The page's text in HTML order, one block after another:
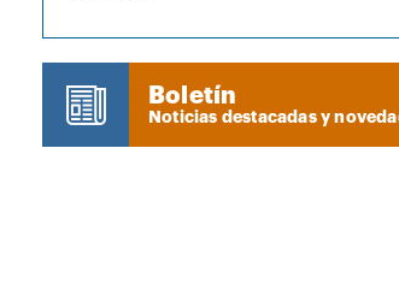
Boletín
Noticias destacadas y